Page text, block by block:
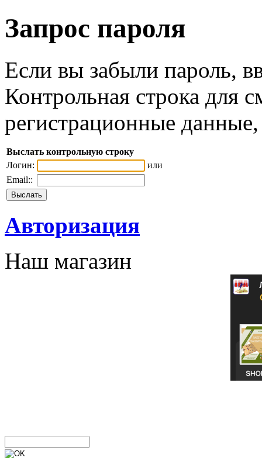
Запрос пароля
Если вы забыли пароль,
Контрольная строка для
регистрационные
Выслать контрольную строку
Логин:
или
Email::
Авторизация
Наш магазин